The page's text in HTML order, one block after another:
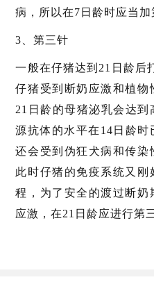
病，所以在7日龄时应当加
3、第三针
一般在仔猪达到21日龄后
仔猪受到断奶应激和植物
21日龄的母猪泌乳会达
源抗体的水平在14日龄时
还会受到伪狂犬病和传染
此时仔猪的免疫系统又刚
程，为了安全的渡过断奶
应激，在21日龄应进行第